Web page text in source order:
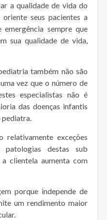
a qualidade de vida do
seus pacientes a
sempre que
sua qualidade de vida,
também não são
vez que o número de
especialistas não é
das doenças infantis
pediatra.
exceções
destas sub
clientela aumenta com
porque independe de
um rendimento maior